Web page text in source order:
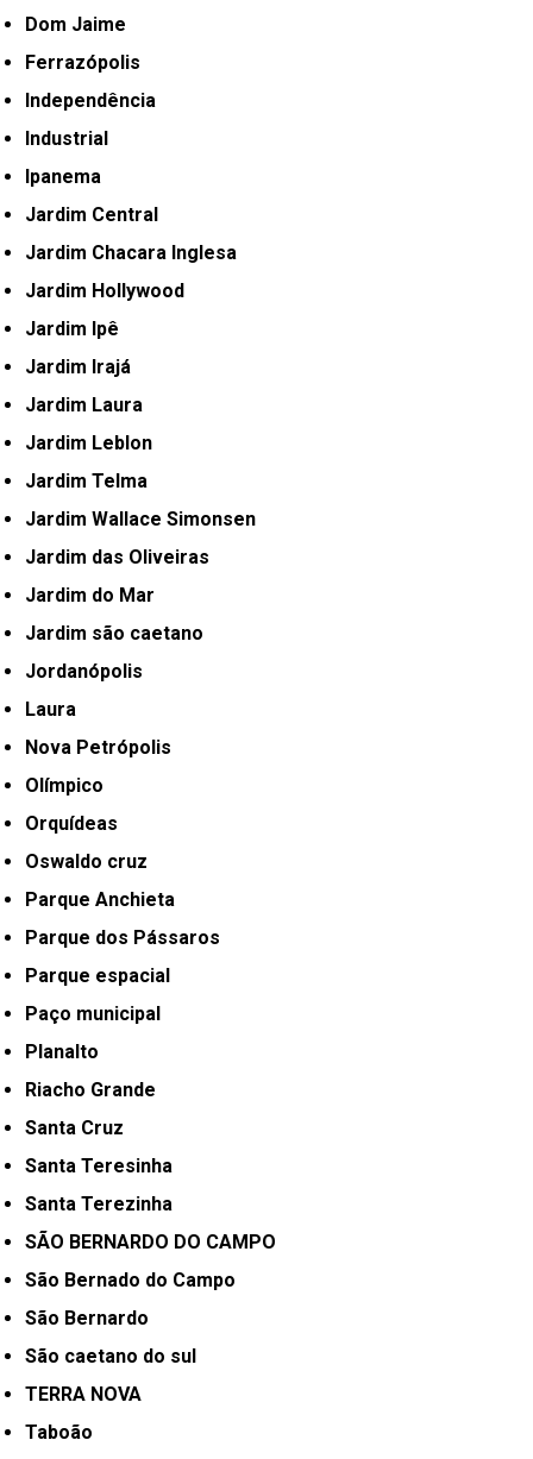
Dom Jaime
Ferrazópolis
Independência
Industrial
Ipanema
Jardim Central
Jardim Chacara Inglesa
Jardim Hollywood
Jardim Ipê
Jardim Irajá
Jardim Laura
Jardim Leblon
Jardim Telma
Jardim Wallace Simonsen
Jardim das Oliveiras
Jardim do Mar
Jardim são caetano
Jordanópolis
Laura
Nova Petrópolis
Olímpico
Orquídeas
Oswaldo cruz
Parque Anchieta
Parque dos Pássaros
Parque espacial
Paço municipal
Planalto
Riacho Grande
Santa Cruz
Santa Teresinha
Santa Terezinha
SÃO BERNARDO DO CAMPO
São Bernado do Campo
São Bernardo
São caetano do sul
TERRA NOVA
Taboão